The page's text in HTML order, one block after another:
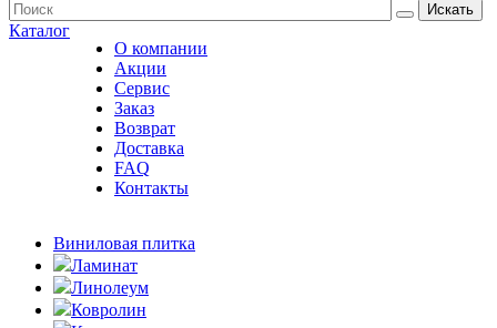
Искать
Каталог
О компании
Акции
Сервис
Заказ
Возврат
Доставка
FAQ
Контакты
Виниловая плитка
Ламинат
Линолеум
Ковролин